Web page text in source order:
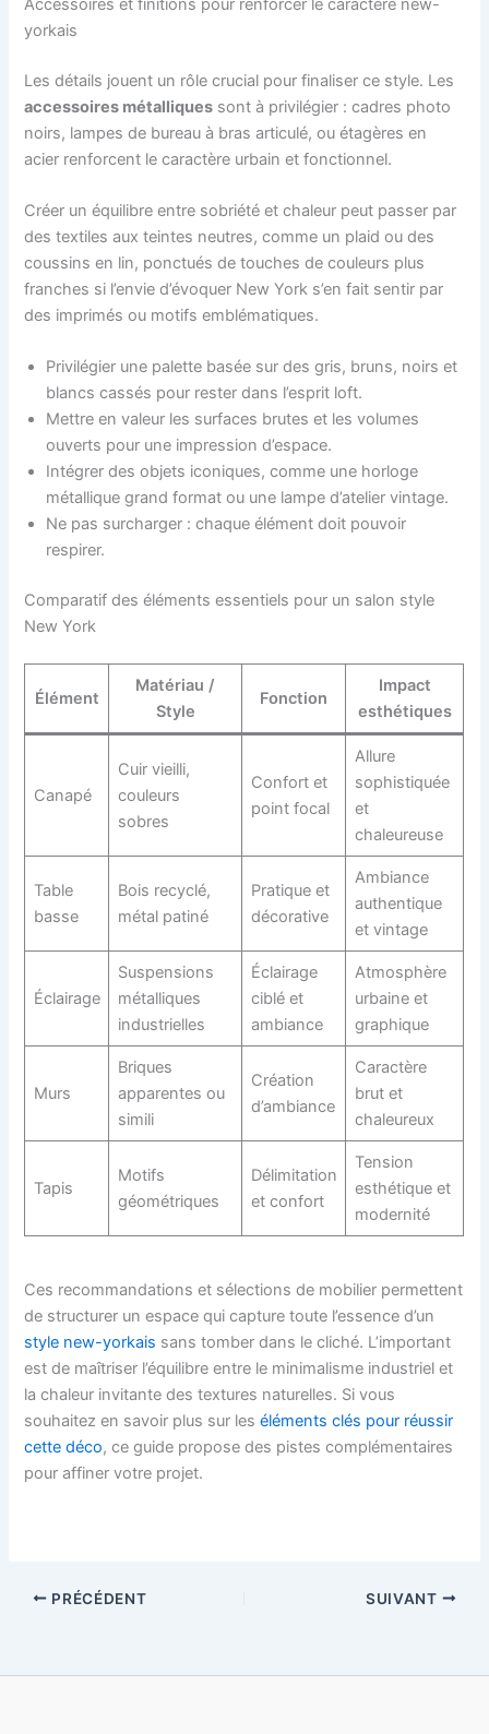
Accessoires et finitions pour renforcer le caractère new-
yorkais
Les détails jouent un rôle crucial pour finaliser ce style. Les
accessoires métalliques sont à privilégier : cadres photo
noirs, lampes de bureau à bras articulé, ou étagères en
acier renforcent le caractère urbain et fonctionnel.
Créer un équilibre entre sobriété et chaleur peut passer par
des textiles aux teintes neutres, comme un plaid ou des
coussins en lin, ponctués de touches de couleurs plus
franches si l’envie d’évoquer New York s’en fait sentir par
des imprimés ou motifs emblématiques.
Privilégier une palette basée sur des gris, bruns, noirs et
blancs cassés pour rester dans l’esprit loft.
Mettre en valeur les surfaces brutes et les volumes
ouverts pour une impression d’espace.
Intégrer des objets iconiques, comme une horloge
métallique grand format ou une lampe d’atelier vintage.
Ne pas surcharger : chaque élément doit pouvoir
respirer.
Comparatif des éléments essentiels pour un salon style
New York
Élément
Matériau /
Style
Fonction
Impact
esthétiques
Canapé
Cuir vieilli,
couleurs
sobres
Confort et
point focal
Allure
sophistiquée
et
chaleureuse
Table
basse
Bois recyclé,
métal patiné
Pratique et
décorative
Ambiance
authentique
et vintage
Éclairage
Suspensions
métalliques
industrielles
Éclairage
ciblé et
ambiance
Atmosphère
urbaine et
graphique
Murs
Briques
apparentes ou
simili
Création
d’ambiance
Caractère
brut et
chaleureux
Tapis
Motifs
géométriques
Délimitation
et confort
Tension
esthétique et
modernité
Ces recommandations et sélections de mobilier permettent
de structurer un espace qui capture toute l’essence d’un
style new-yorkais sans tomber dans le cliché. L’important
est de maîtriser l’équilibre entre le minimalisme industriel et
la chaleur invitante des textures naturelles. Si vous
souhaitez en savoir plus sur leséléments clés pour réussir
cette déco, ce guide propose des pistes complémentaires
pour affiner votre projet.
PRÉCÉDENT SUIVANT